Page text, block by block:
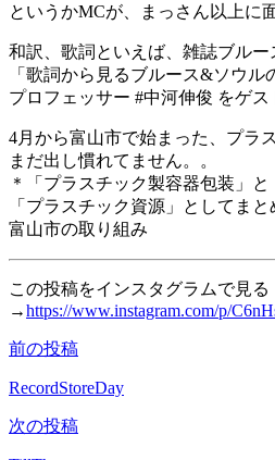
というかMCが、まっさん以上に
和訳、歌詞といえば、雑誌ブル
「歌詞から見るブルース&ソウ
プロフェッサー #中河伸俊 をゲス
4月から富山市で始まった、プラ
まだ出し慣れてません。。
＊「プラスチック製容器包装」
「プラスチック資源」としてま
富山市の取り組み
この投稿をインスタグラムで見る
→https://www.instagram.com/p/
投
稿
ナ
前の投稿
RecordStoreDay
次の投稿